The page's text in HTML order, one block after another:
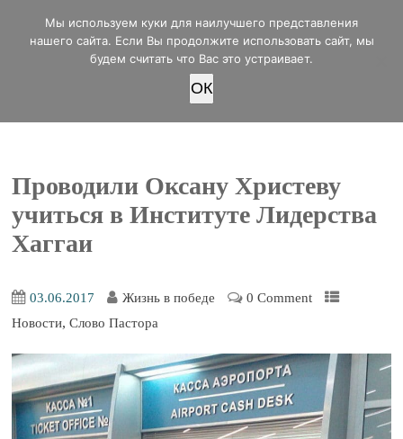
office@lifeinvictory.ru
+7 950 189 4420
Россия, г.Оренбург, ул.Мира 32/2
Проводили Оксану Христеву
учиться в Институте Лидерства
Хаггаи
03.06.2017 Жизнь в победе
0 Comment
Новости,Слово Пастора
Мы используем куки для наилучшего представления
нашего сайта. Если Вы продолжите использовать сайт, мы
будем считать что Вас это устраивает.
OК